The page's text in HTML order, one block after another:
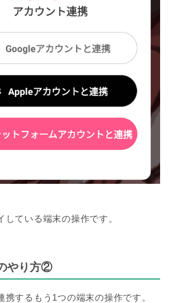
している端末の操作です。
やり方②
携するもう1つの端末の操作です。